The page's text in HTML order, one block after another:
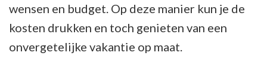
wensen en budget. Op deze manier kun je de
kosten drukken en toch genieten van een
onvergetelijke vakantie op maat.